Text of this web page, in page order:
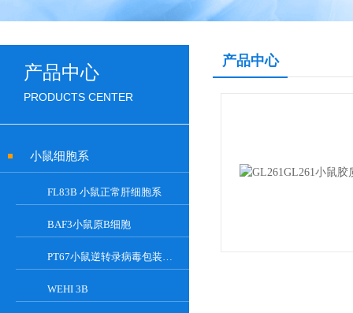
产品中心
PRODUCTS CENTER
小鼠细胞系
FL83B 小鼠正常肝细胞系
BAF3小鼠原B细胞
PT67小鼠逆转录病毒包装细胞
WEHI 3B
产品中心